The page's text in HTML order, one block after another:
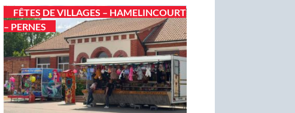
FÊTES DE VILLAGES – HAMELINCOURT
– PERNES